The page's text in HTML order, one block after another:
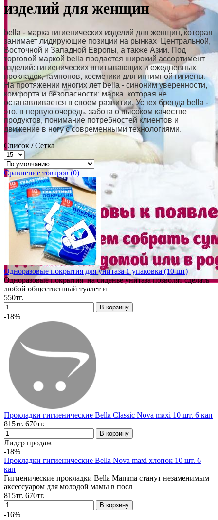
изделий для женщин
bella - марка гигиенических изделий для женщин, которая
занимает лидирующие позиции на рынках Центральной,
Восточной и Западной Европы, а также Азии. Под
торговой маркой bella продается широкий ассортимент
изделий: гигиенических впитывающих и ежедневных
прокладок, тампонов, косметики для интимной гигиены.
На протяжении многих лет bella - синоним уверенности,
комфорта и безопасности; марка, которая не
останавливается в своем развитии. Успех бренда bella -
это, в первую очередь, забота о высоком качестве
продуктов, понимание потребностей клиентов и
движение в ногу с современными технологиями.
Список / Сетка
Сравнение товаров (0)
Одноразовые покрытия для унитаза 1 упаковка (10 шт)
Одноразовые покрытия на сиденье унитаза позволят сделать
любой общественный туалет и
550тг.
-18%
Прокладки гигиенические Bella Classic Nova maxi 10 шт. 6 кап
815тг. 670тг.
Лидер продаж
-18%
Прокладки гигиенические Bella Nova maxi хлопок 10 шт. 6
кап
Гигиенические прокладки Bella Mamma станут незаменимым
аксессуаром для молодой мамы в посл
815тг. 670тг.
-16%